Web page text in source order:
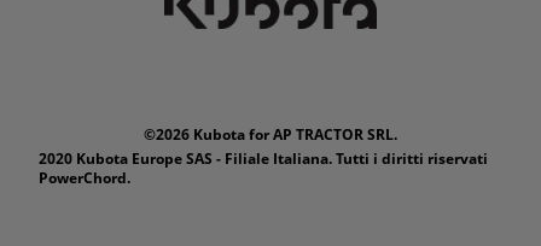
©2026 Kubota for AP TRACTOR SRL.
2020 Kubota Europe SAS - Filiale Italiana. Tutti i diritti riservati
PowerChord.